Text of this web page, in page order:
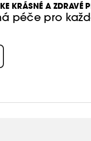
KRÁSNÉ A ZDRAVÉ
péče pro
Dvakrát